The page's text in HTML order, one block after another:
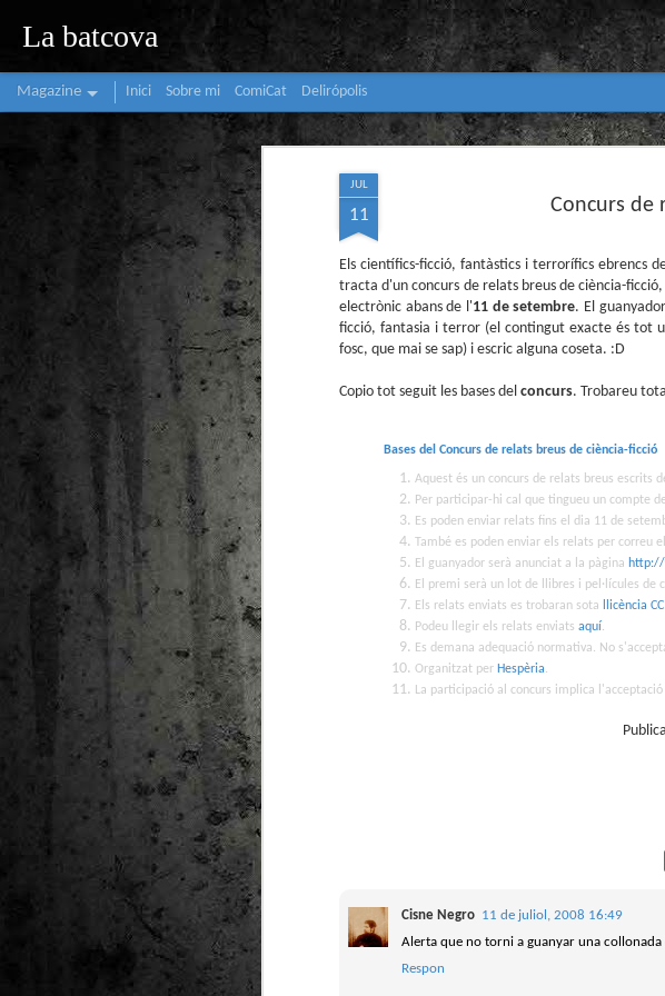
JUL
11 Concurs de
Els científics-ficció, fantàstics i terrorífics ebrencs
tracta d'un concurs de relats breus de ciència-
electrònic abans de l'11 de setembre. El
ficció, fantasia i terror (el contingut exacte és tot
fosc, que mai se sap) i escric alguna coseta. :D
Copio tot seguit les bases del concurs. Trobareu
Bases del Concurs de relats breus de ciència-ficció
Aquest és un concurs de relats breus escrits
Per participar-hi cal que tingueu un compte
Es poden enviar relats fins el dia 11 de
També es poden enviar els relats per correu
El guanyador serà anunciat a la pàgina
El premi serà un lot de llibres i pel·lícules de
Els relats enviats es trobaran sota
llicència
Podeu llegir els relats enviats aquí.
Es demana adequació normativa. No
Organitzat per Hespèria.
La participació al concurs implica
Cisne Negro 11 de juliol, 2008 16:49
Alerta que no torni a guanyar una
Respon
La batcova
Magazine Inici Sobre mi ComiCat Delirópolis